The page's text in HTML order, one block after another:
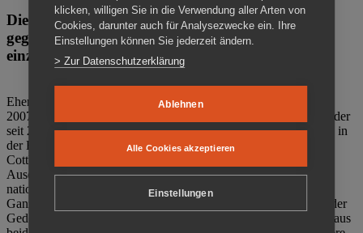
Die Gedenkstätte Zuchthaus Cottbus ist ein Ort
gegen das Vergessen. Anschaulich, nah und
einzigartig.
Ehemalige politische Häftlinge der DDR gründeten im Oktober
2007 den Verein Menschenrechtszentrum Cottbus e. V. (MRZ), der
seit 2011 Eigentümer des ehemaligen Gefängnisses (1860-2002) in
der Bautzener Straße und Träger der Gedenkstätte Zuchthaus
Cottbus ist. Im Zentrum der Arbeit der Gedenkstätte steht die
Auseinandersetzung mit politischem Unrecht während der
nationalsozialistischen Terrorherrschaft und der SED-Diktatur.
Ganzjährig zeigen mehrere Dauer- und Sonderausstellungen in der
Gedenkstätte Zuchthaus Cottbus Beispiele politischen Unrechts aus
klicken, willigen Sie in die Verwendung aller Arten von
Cookies, darunter auch für Analysezwecke ein. Ihre
Einstellungen können Sie jederzeit ändern.
> Zur Datenschutzerklärung
Ablehnen
Alle Cookies akzeptieren
Einstellungen